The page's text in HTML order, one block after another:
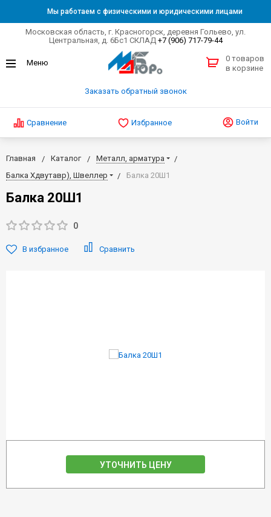
Мы работаем с физическими и юридическими лицами
Московская область, г. Красногорск, деревня Гольево, ул.
Центральная, д. 6Бс1 СКЛАД +7 (906) 717-79-44
Заказать обратный звонок
0 товаров
в корзине
Сравнение Избранное Войти
Главная Каталог
Металл, арматура
Балка Хдвутавр), Швеллер
Балка 20Ш1
Балка 20Ш1
0
В избранное Сравнить
УТОЧНИТЬ ЦЕНУ